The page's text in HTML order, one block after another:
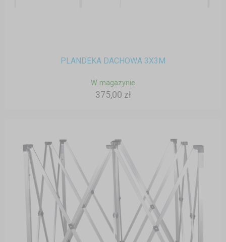
PLANDEKA DACHOWA 3X3M
W magazynie
375,00 zł